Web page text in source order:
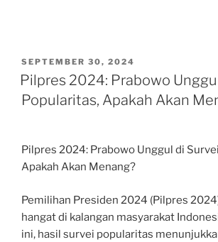
POSTED
ON
SEPTEMBER 30, 2024
Pilpres 2024: Prabowo
Popularitas, Apakah Akan
Pilpres 2024: Prabowo Unggul di
Apakah Akan Menang?
Pemilihan Presiden 2024 (Pilpres
hangat di kalangan masyarakat
ini, hasil survei popularitas